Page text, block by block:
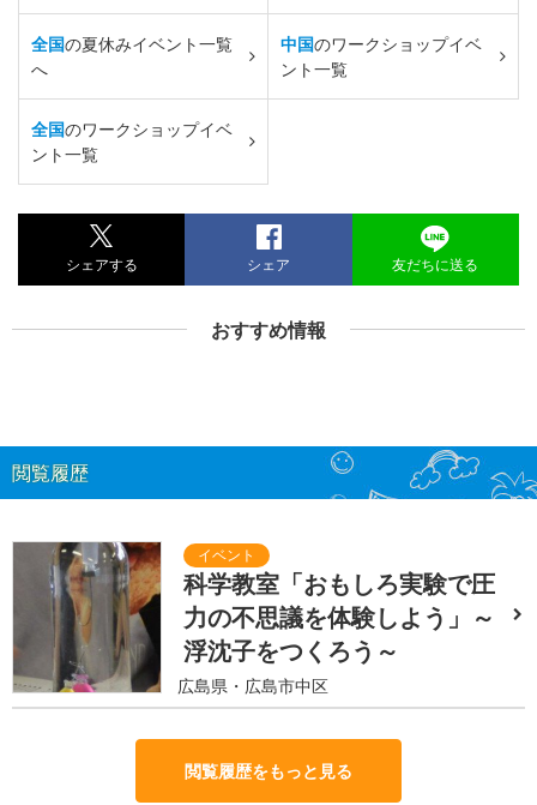
全国の夏休みイベント一覧
へ
中国のワークショップイベ
ント一覧
全国のワークショップイベ
ント一覧
シェアする シェア 友だちに送る
おすすめ情報
閲覧履歴
科学教室「おもしろ実験で圧
力の不思議を体験しよう」～
浮沈子をつくろう～
広島県・広島市中区
閲覧履歴をもっと見る